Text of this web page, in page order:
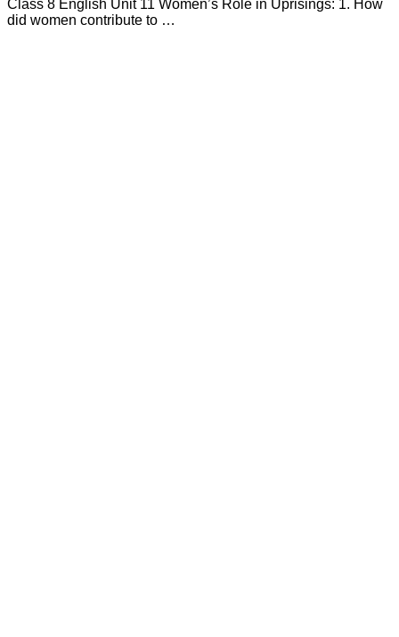
Class 8 English Unit 11 Women’s Role in Uprisings: 1. How
did women contribute to …